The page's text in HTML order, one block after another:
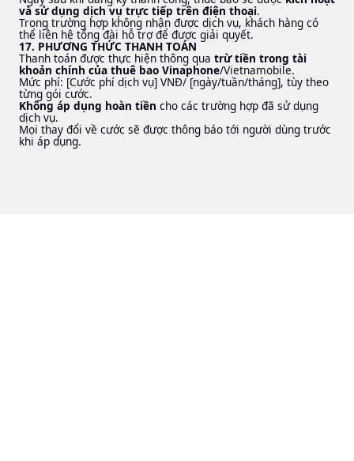
và sử dụng dịch vụ trực tiếp trên điện thoại.
Trong trường hợp không nhận được dịch vụ, khách hàng có
thể liên hệ tổng đài hỗ trợ để được giải quyết.
17. PHƯƠNG THỨC THANH TOÁN
Thanh toán được thực hiện thông qua trừ tiền trong tài
khoản chính của thuê bao Vinaphone/Vietnamobile.
Mức phí: [Cước phí dịch vụ] VNĐ/ [ngày/tuần/tháng], tùy theo
từng gói cước.
Không áp dụng hoàn tiền cho các trường hợp đã sử dụng
dịch vụ.
Mọi thay đổi về cước sẽ được thông báo tới người dùng trước
khi áp dụng.